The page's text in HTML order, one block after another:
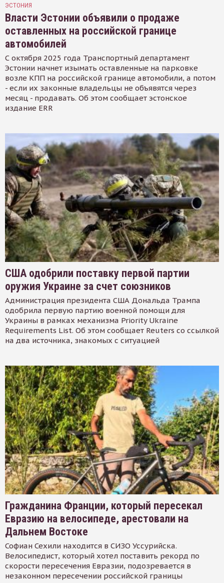
ЭСТОНИЯ
Власти Эстонии объявили о продаже
оставленных на российской границе
автомобилей
С октября 2025 года Транспортный департамент
Эстонии начнет изымать оставленные на парковке
возле КПП на российской границе автомобили, а потом
- если их законные владельцы не объявятся через
месяц - продавать. Об этом сообщает эстонское
издание ERR
США одобрили поставку первой партии
оружия Украине за счет союзников
Администрация президента США Дональда Трампа
одобрила первую партию военной помощи для
Украины в рамках механизма Priority Ukraine
Requirements List. Об этом сообщает Reuters со ссылкой
на два источника, знакомых с ситуацией
Гражданина Франции, который пересекал
Евразию на велосипеде, арестовали на
Дальнем Востоке
Софиан Сехили находится в СИЗО Уссурийска.
Велосипедист, который хотел поставить рекорд по
скорости пересечения Евразии, подозревается в
незаконном пересечении российской границы